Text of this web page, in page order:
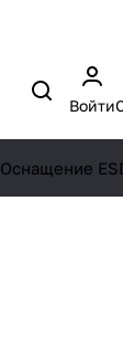
Войти
Оснащение